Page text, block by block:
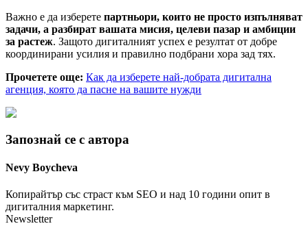
Важно е да изберете партньори, които не просто изпълняват
задачи, а разбират вашата мисия, целеви пазар и амбиции
за растеж. Защото дигиталният успех е резултат от добре
координирани усилия и правилно подбрани хора зад тях.
Прочетете още: Как да изберете най-добрата дигитална
агенция, която да пасне на вашите нужди
Запознай се с автора
Nevy Boycheva
Копирайтър със страст към SEO и над 10 години опит в
дигиталния маркетинг.
Newsletter